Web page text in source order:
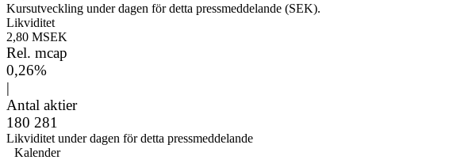
Kursutveckling under dagen för detta pressmeddelande (SEK).
Likviditet
2,80 MSEK
Rel. mcap
0,26%
|
Antal aktier
180 281
Likviditet under dagen för detta pressmeddelande
Kalender